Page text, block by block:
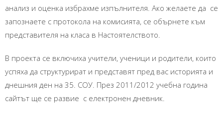
анализ и оценка избрахме изпълнителя. Ако желаете да се
запознаете с протокола на комисията, се обърнете към
представителя на класа в Настоятелството.
В проекта се включиха учители, ученици и родители, които
успяха да структурират и представят пред вас историята и
днешния ден на 35. СОУ. През 2011/2012 учебна година
сайтът ще се развие с електронен дневник.